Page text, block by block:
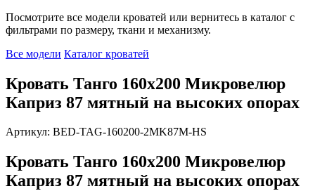
Посмотрите все модели кроватей или вернитесь в каталог с
фильтрами по размеру, ткани и механизму.
Все модели Каталог кроватей
Кровать Танго 160х200 Микровелюр
Каприз 87 мятный на высоких опорах
Артикул: BED-TAG-160200-2MK87M-HS
Кровать Танго 160х200 Микровелюр
Каприз 87 мятный на высоких опорах